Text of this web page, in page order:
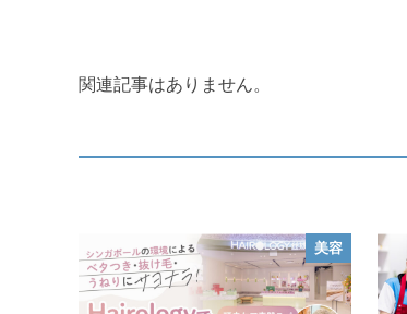
関連記事はありません。
美容